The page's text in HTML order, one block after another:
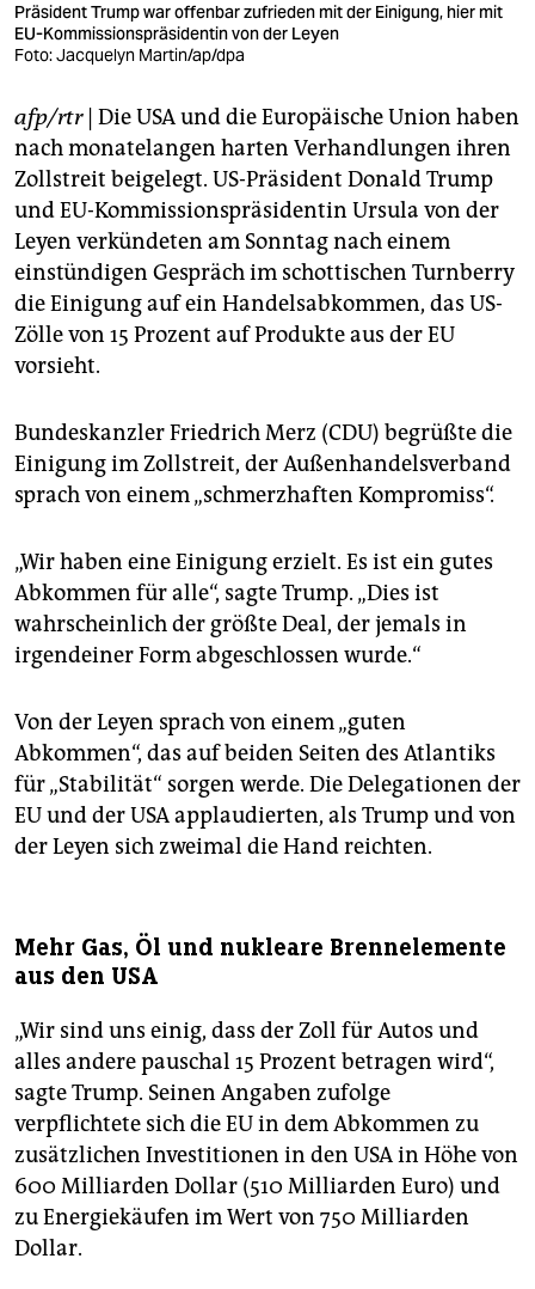
fragen & hilfe
unterstützen
abo
genossenschaft
epaper login
Präsident Trump war offenbar zufrieden mit der Einigung, hier mit
EU-Kommissionspräsidentin von der Leyen
Foto: Jacquelyn Martin/ap/dpa
afp/rtr| Die USA und die Europäische Union haben
nach monatelangen harten Verhandlungen ihren
Zollstreit beigelegt. US-Präsident Donald Trump
und EU-Kommissionspräsidentin Ursula von der
Leyen verkündeten am Sonntag nach einem
einstündigen Gespräch im schottischen Turnberry
die Einigung auf ein Handelsabkommen, das US-
Zölle von 15 Prozent auf Produkte aus der EU
vorsieht.
Bundeskanzler Friedrich Merz (CDU) begrüßte die
Einigung im Zollstreit, der Außenhandelsverband
sprach von einem „schmerzhaften Kompromiss“.
„Wir haben eine Einigung erzielt. Es ist ein gutes
Abkommen für alle“, sagte Trump. „Dies ist
wahrscheinlich der größte Deal, der jemals in
irgendeiner Form abgeschlossen wurde.“
Von der Leyen sprach von einem „guten
Abkommen“, das auf beiden Seiten des Atlantiks
für „Stabilität“ sorgen werde. Die Delegationen der
EU und der USA applaudierten, als Trump und von
der Leyen sich zweimal die Hand reichten.
Mehr Gas, Öl und nukleare Brennelemente
aus den USA
„Wir sind uns einig, dass der Zoll für Autos und
alles andere pauschal 15 Prozent betragen wird“,
sagte Trump. Seinen Angaben zufolge
verpflichtete sich die EU in dem Abkommen zu
zusätzlichen Investitionen in den USA in Höhe von
600 Milliarden Dollar (510 Milliarden Euro) und
zu Energiekäufen im Wert von 750 Milliarden
Dollar.